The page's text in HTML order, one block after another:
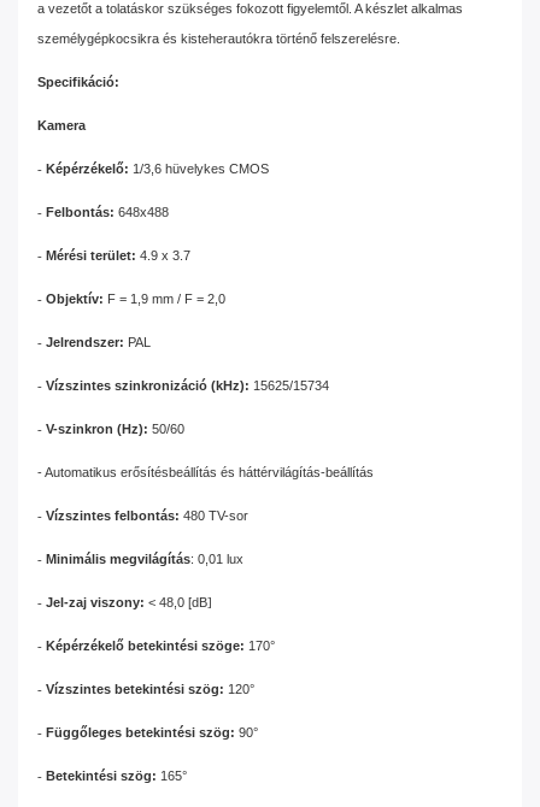
a vezetőt a tolatáskor szükséges fokozott figyelemtől. A készlet alkalmas
személygépkocsikra és kisteherautókra történő felszerelésre.
Specifikáció:
Kamera
- Képérzékelő: 1/3,6 hüvelykes CMOS
- Felbontás: 648x488
- Mérési terület: 4.9 x 3.7
- Objektív: F = 1,9 mm / F = 2,0
- Jelrendszer: PAL
- Vízszintes szinkronizáció (kHz): 15625/15734
- V-szinkron (Hz): 50/60
- Automatikus erősítésbeállítás és háttérvilágítás-beállítás
- Vízszintes felbontás: 480 TV-sor
- Minimális megvilágítás: 0,01 lux
- Jel-zaj viszony: < 48,0 [dB]
- Képérzékelő betekintési szöge: 170°
- Vízszintes betekintési szög: 120°
- Függőleges betekintési szög: 90°
- Betekintési szög: 165°